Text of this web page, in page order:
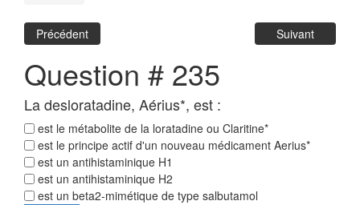
Précédent Suivant
Question # 235
La desloratadine, Aérius*, est :
est le métabolite de la loratadine ou Claritine*
est le principe actif d'un nouveau médicament Aerius*
est un antihistaminique H1
est un antihistaminique H2
est un beta2-mimétique de type salbutamol